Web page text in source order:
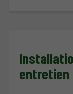
entretien